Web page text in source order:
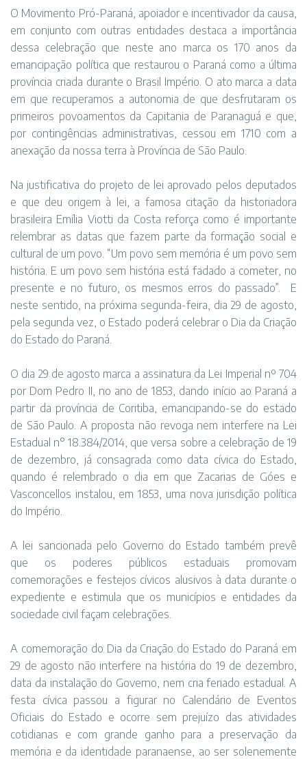
O Movimento Pró-Paraná, apoiador e incentivador da causa,
em conjunto com outras entidades destaca a importância
dessa celebração que neste ano marca os 170 anos da
emancipação política que restaurou o Paraná como a última
província criada durante o Brasil Império. O ato marca a data
em que recuperamos a autonomia de que desfrutaram os
primeiros povoamentos da Capitania de Paranaguá e que,
por contingências administrativas, cessou em 1710 com a
anexação da nossa terra à Província de São Paulo.
Na justificativa do projeto de lei aprovado pelos deputados
e que deu origem à lei, a famosa citação da historiadora
brasileira Emília Viotti da Costa reforça como é importante
relembrar as datas que fazem parte da formação social e
cultural de um povo. “Um povo sem memória é um povo sem
história. E um povo sem história está fadado a cometer, no
presente e no futuro, os mesmos erros do passado”. E
neste sentido, na próxima segunda-feira, dia 29 de agosto,
pela segunda vez, o Estado poderá celebrar o Dia da Criação
do Estado do Paraná.
O dia 29 de agosto marca a assinatura da Lei Imperial nº 704
por Dom Pedro II, no ano de 1853, dando início ao Paraná a
partir da província de Coritiba, emancipando-se do estado
de São Paulo. A proposta não revoga nem interfere na Lei
Estadual n° 18.384/2014, que versa sobre a celebração de 19
de dezembro, já consagrada como data cívica do Estado,
quando é relembrado o dia em que Zacarias de Góes e
Vasconcellos instalou, em 1853, uma nova jurisdição política
do Império.
A lei sancionada pelo Governo do Estado também prevê
que os poderes públicos estaduais promovam
comemorações e festejos cívicos alusivos à data durante o
expediente e estimula que os municípios e entidades da
sociedade civil façam celebrações.
A comemoração do Dia da Criação do Estado do Paraná em
29 de agosto não interfere na história do 19 de dezembro,
data da instalação do Governo, nem cria feriado estadual. A
festa cívica passou a figurar no Calendário de Eventos
Oficiais do Estado e ocorre sem prejuízo das atividades
cotidianas e com grande ganho para a preservação da
memória e da identidade paranaense, ao ser solenemente